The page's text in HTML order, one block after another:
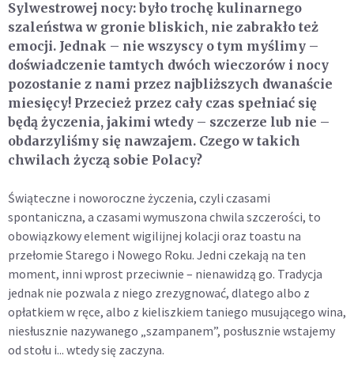
Sylwestrowej nocy: było trochę kulinarnego
szaleństwa w gronie bliskich, nie zabrakło też
emocji. Jednak – nie wszyscy o tym myślimy –
doświadczenie tamtych dwóch wieczorów i nocy
pozostanie z nami przez najbliższych dwanaście
miesięcy! Przecież przez cały czas spełniać się
będą życzenia, jakimi wtedy – szczerze lub nie –
obdarzyliśmy się nawzajem. Czego w takich
chwilach życzą sobie Polacy?
Świąteczne i noworoczne życzenia, czyli czasami
spontaniczna, a czasami wymuszona chwila szczerości, to
obowiązkowy element wigilijnej kolacji oraz toastu na
przełomie Starego i Nowego Roku. Jedni czekają na ten
moment, inni wprost przeciwnie – nienawidzą go. Tradycja
jednak nie pozwala z niego zrezygnować, dlatego albo z
opłatkiem w ręce, albo z kieliszkiem taniego musującego wina,
niesłusznie nazywanego „szampanem”, posłusznie wstajemy
od stołu i... wtedy się zaczyna.